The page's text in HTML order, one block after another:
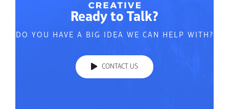
Ready to Talk?
DO YOU HAVE A BIG IDEA WE CAN HELP WITH?
CONTACT US